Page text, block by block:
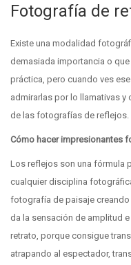
Fotografía de
Existe una modalidad
demasiada importancia o
práctica, pero cuando ves
admirarlas por lo llamativas y
de las fotografías de reflejos.
Cómo hacer impresionantes
Los reflejos son una fórmula
cualquier disciplina
fotografía de paisaje
da la sensación de amplitud
retrato, porque consigue
atrapando al espectador,